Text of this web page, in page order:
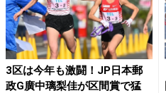
3区は今年も激闘！JP日本郵
政G廣中璃梨佳が区間賞で猛